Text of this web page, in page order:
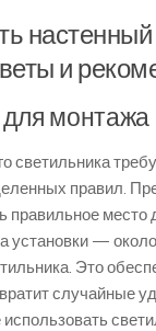
и
монтажа
светильника
правил.
правильное место
установки —
Это
случайные